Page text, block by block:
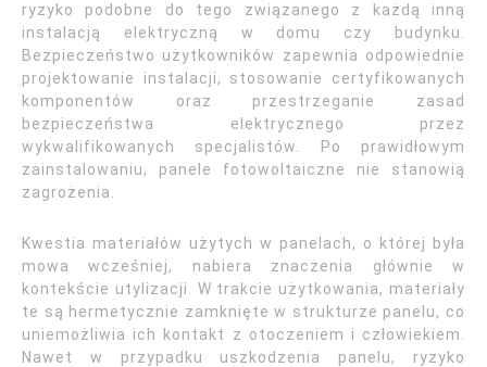
ryzyko podobne do tego związanego z każdą inną
instalacją elektryczną w domu czy budynku.
Bezpieczeństwo użytkowników zapewnia odpowiednie
projektowanie instalacji, stosowanie certyfikowanych
komponentów oraz przestrzeganie zasad
bezpieczeństwa elektrycznego przez
wykwalifikowanych specjalistów. Po prawidłowym
zainstalowaniu, panele fotowoltaiczne nie stanowią
zagrożenia.
Kwestia materiałów użytych w panelach, o której była
mowa wcześniej, nabiera znaczenia głównie w
kontekście utylizacji. W trakcie użytkowania, materiały
te są hermetycznie zamknięte w strukturze panelu, co
uniemożliwia ich kontakt z otoczeniem i człowiekiem.
Nawet w przypadku uszkodzenia panelu, ryzyko